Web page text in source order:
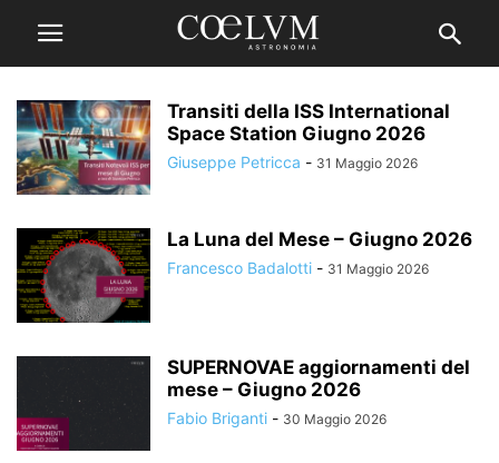
Transiti della ISS International
Space Station Giugno 2026
Giuseppe Petricca - 31 Maggio 2026
La Luna del Mese – Giugno 2026
Francesco Badalotti - 31 Maggio 2026
SUPERNOVAE aggiornamenti del
mese – Giugno 2026
Fabio Briganti - 30 Maggio 2026